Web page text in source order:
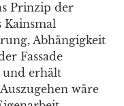
Prinzip der
Kainsmal
Abhängigkeit
Fassade
und erhält
wäre